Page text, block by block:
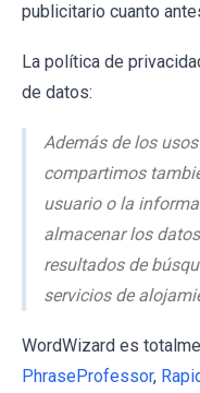
publicitario cuanto
La política de
de datos:
Además de los
compartimos
usuario o la
almacenar los
resultados de
servicios de
WordWizard es
PhraseProfessor,